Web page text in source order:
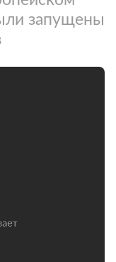
запущены